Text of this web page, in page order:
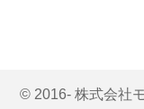
© 2016- 株式会社